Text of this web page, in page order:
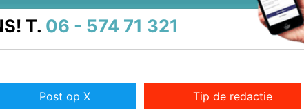
T. 06 - 574 71 321
Post op X Tip de redactie